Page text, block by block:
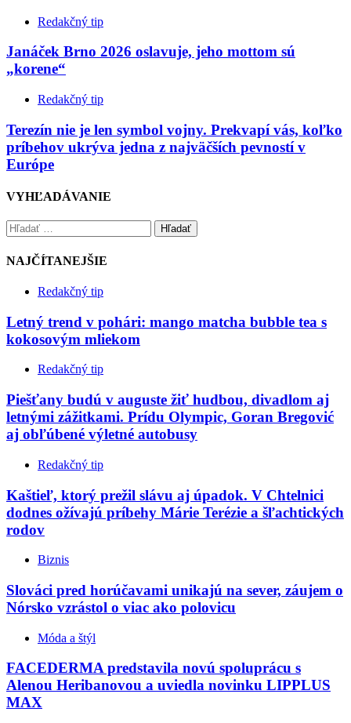
Redakčný tip
Janáček Brno 2026 oslavuje, jeho mottom sú
„korene“
Redakčný tip
Terezín nie je len symbol vojny. Prekvapí vás, koľko
príbehov ukrýva jedna z najväčších pevností v
Európe
VYHĽADÁVANIE
Hľadať
NAJČÍTANEJŠIE
Redakčný tip
Letný trend v pohári: mango matcha bubble tea s
kokosovým mliekom
Redakčný tip
Piešťany budú v auguste žiť hudbou, divadlom aj
letnými zážitkami. Prídu Olympic, Goran Bregović
aj obľúbené výletné autobusy
Redakčný tip
Kaštieľ, ktorý prežil slávu aj úpadok. V Chtelnici
dodnes ožívajú príbehy Márie Terézie a šľachtických
rodov
Biznis
Slováci pred horúčavami unikajú na sever, záujem o
Nórsko vzrástol o viac ako polovicu
Móda a štýl
FACEDERMA predstavila novú spoluprácu s
Alenou Heribanovou a uviedla novinku LIPPLUS
MAX